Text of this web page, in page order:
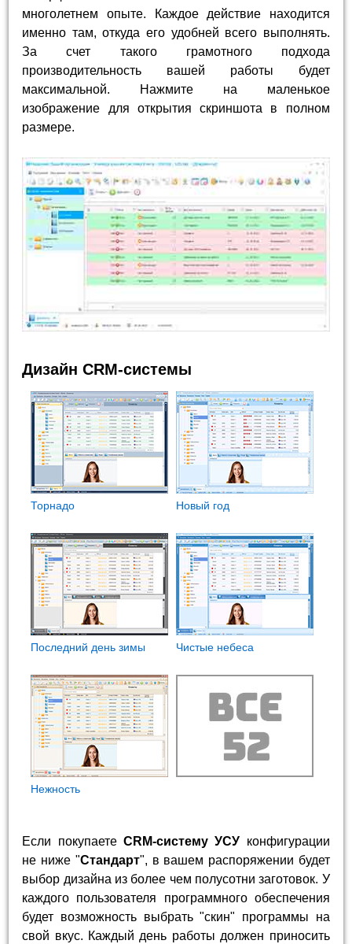
многолетнем опыте. Каждое действие находится
именно там, откуда его удобней всего выполнять.
За счет такого грамотного подхода
производительность вашей работы будет
максимальной. Нажмите на маленькое
изображение для открытия скриншота в полном
размере.
Дизайн CRM-системы
Торнадо Новый год
Последний день зимы Чистые небеса
Нежность
Если покупаете CRM-систему УСУ конфигурации
не ниже "Стандарт", в вашем распоряжении будет
выбор дизайна из более чем полусотни заготовок. У
каждого пользователя программного обеспечения
будет возможность выбрать "скин" программы на
свой вкус. Каждый день работы должен приносить